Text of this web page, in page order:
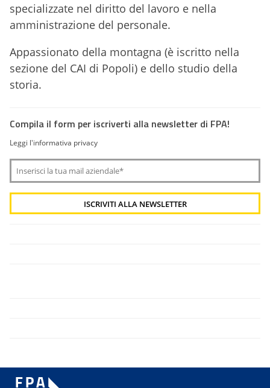
specializzate nel diritto del lavoro e nella
amministrazione del personale.
Appassionato della montagna (è iscritto nella
sezione del CAI di Popoli) e dello studio della
storia.
Compila il form per iscriverti alla newsletter di FPA!
Leggi l'informativa privacy